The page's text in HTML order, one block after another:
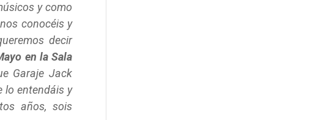
y como
conocéis y
decir
en la Sala
Garaje Jack
lo entendáis y
años, sois